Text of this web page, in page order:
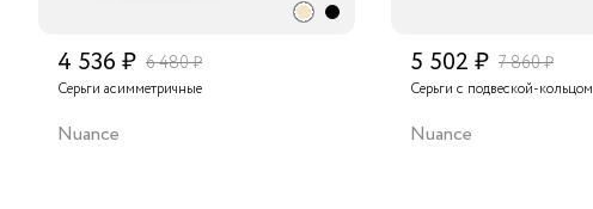
4 536 ₽ 6 480 ₽
Серьги асимметричные
Nuance
5 502 ₽ 7 860 ₽
Серьги с подвеской-кольцом
Nuance